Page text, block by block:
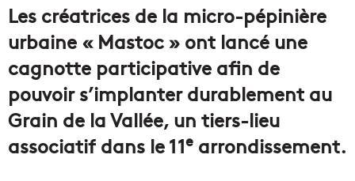
Les créatrices de la micro-pépinière
urbaine « Mastoc » ont lancé une
cagnotte participative afin de
pouvoir s’implanter durablement au
Grain de la Vallée, un tiers-lieu
associatif dans le 11e arrondissement.